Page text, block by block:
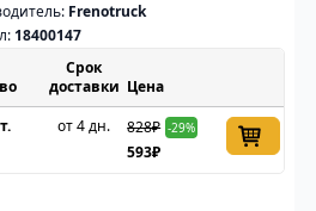
Frenotruck
18400147
Срок
доставки Цена
от 4 дн. 828₽ -29%
593₽